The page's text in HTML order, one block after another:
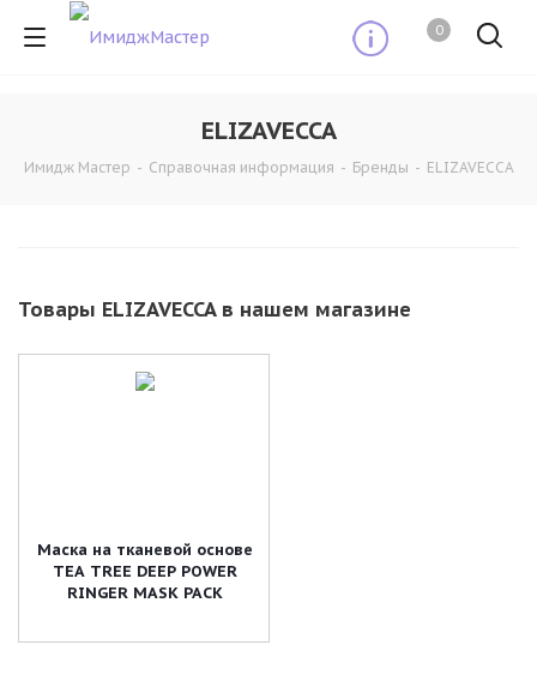
0
ELIZAVECCA
Имидж Мастер - Справочная информация - Бренды - ELIZAVECCA
Товары ELIZAVECCA в нашем магазине
Маска на тканевой основе
TEA TREE DEEP POWER
RINGER MASK PACK